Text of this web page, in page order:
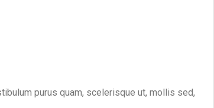
purus quam, scelerisque ut, mollis sed,